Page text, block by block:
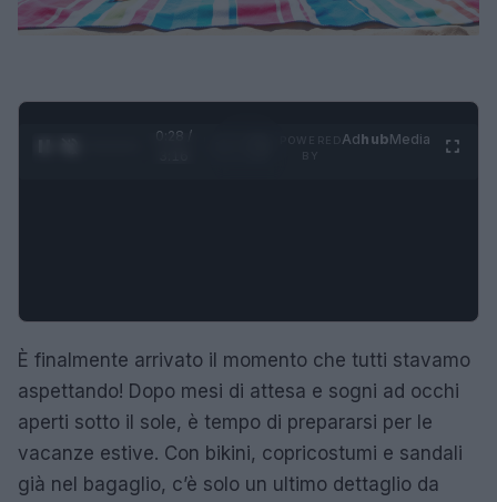
0:29 /
AdhubMedia
È finalmente arrivato il momento che tutti stavamo
aspettando! Dopo mesi di attesa e sogni ad occhi
aperti sotto il sole, è tempo di prepararsi per le
vacanze estive. Con bikini, copricostumi e sandali
già nel bagaglio, c’è solo un ultimo dettaglio da